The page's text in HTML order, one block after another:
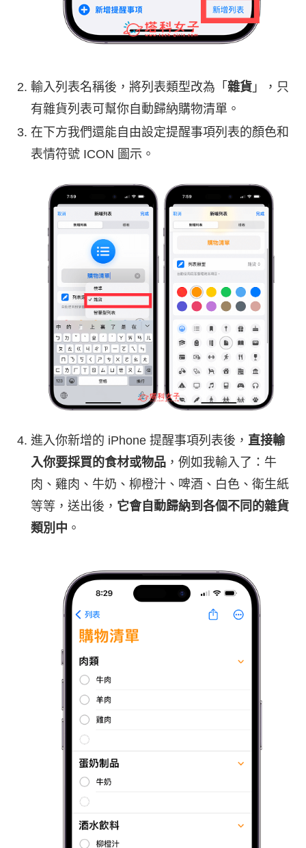
輸入列表名稱後，將列表類型改為「 雜貨 」，只
有雜貨列表可幫你自動歸納購物清單。
在下方我們還能自由設定提醒事項列表的顏色和
表情符號 ICON 圖示。
進入你新增的 iPhone 提醒事項列表後， 直接輸
入你要採買的食材或物品 ，例如我輸入了：牛
肉、雞肉、牛奶、柳橙汁、啤酒、白色、衛生紙
等等，送出後， 它會自動歸納到各個不同的雜貨
類別中 。